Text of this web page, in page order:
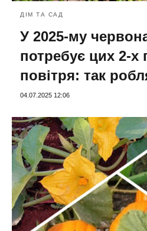
ДІМ ТА САД
У 2025-му
потребує цих 2-х
повітря: так
04.07.2025 12:06